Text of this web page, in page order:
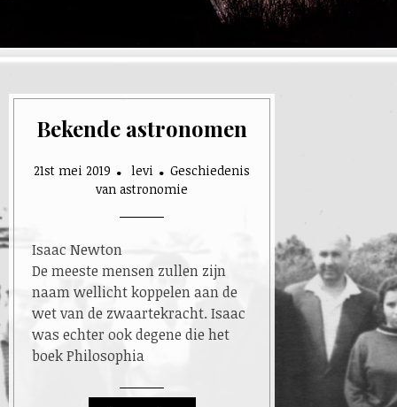
Bekende astronomen
21st mei 2019 levi
Geschiedenis
van astronomie
Isaac Newton
De meeste mensen zullen zijn
naam wellicht koppelen aan de
wet van de zwaartekracht. Isaac
was echter ook degene die het
boek Philosophia